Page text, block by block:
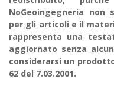
NoGeoingegneria non
per gli articoli e il
rappresenta una
aggiornato senza
considerarsi un
62 del 7.03.2001.